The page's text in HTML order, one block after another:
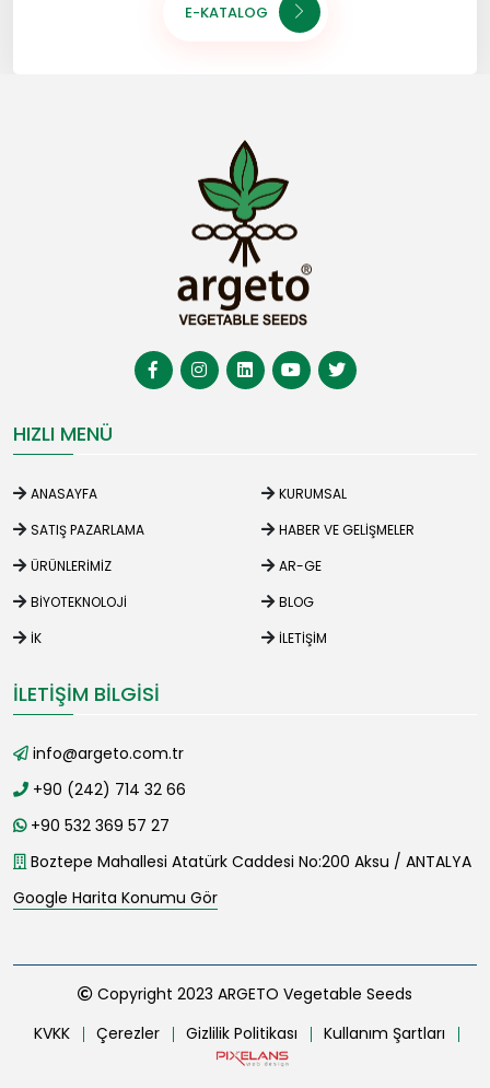
E-KATALOG
HIZLI MENÜ
ANASAYFA
KURUMSAL
SATIŞ PAZARLAMA
HABER VE GELIŞMELER
ÜRÜNLERIMIZ
AR-GE
BIYOTEKNOLOJI
BLOG
İK
İLETIŞIM
İLETIŞIM BILGISI
info@argeto.com.tr
+90 (242) 714 32 66
+90 532 369 57 27
Boztepe Mahallesi Atatürk Caddesi No:200 Aksu / ANTALYA
Google Harita Konumu Gör
Copyright 2023 ARGETO Vegetable Seeds
KVKK
Çerezler Gizlilik Politikası Kullanım Şartları